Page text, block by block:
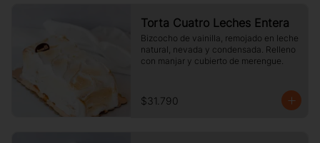
Torta Cuatro Leches Entera
Bizcocho de vainilla, remojado en leche
natural, nevada y condensada. Relleno
con manjar y cubierto de merengue.
$31.790